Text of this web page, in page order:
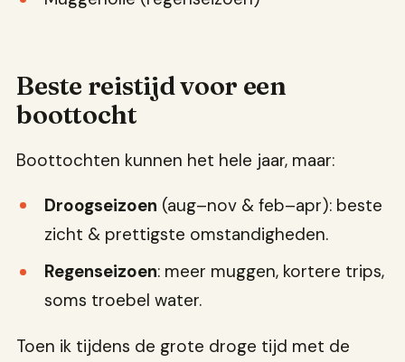
Beste reistijd voor een
boottocht
Boottochten kunnen het hele jaar, maar:
Droogseizoen (aug–nov & feb–apr): beste
zicht & prettigste omstandigheden.
Regenseizoen: meer muggen, kortere trips,
soms troebel water.
Toen ik tijdens de grote droge tijd met de